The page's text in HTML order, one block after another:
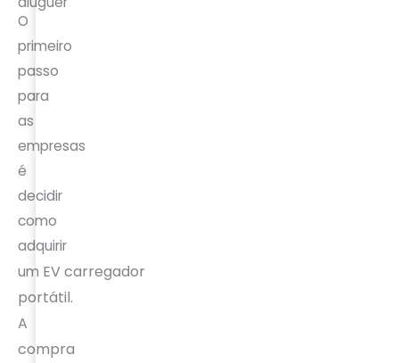
O
primeiro
passo
para
as
empresas
é
decidir
como
adquirir
um EVcarregador
portátil.
A
compra